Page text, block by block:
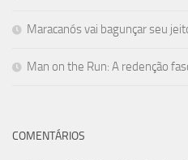
Maracanós vai bagunçar seu
Man on the Run: A redenção
COMENTÁRIOS